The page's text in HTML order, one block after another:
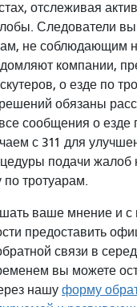
отслеживая
Следователи
не соблюдающим
компании,
о езде по
обязаны
сообщения о
с 311 для
подачи жалоб
по тротуарам.
ваше мнение и с
предоставить
связи в
вы можете
нашу форму